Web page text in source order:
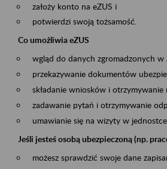
założy konto na eZUS i
potwierdzi swoją tożsamość.
Co umożliwia eZUS
wgląd do danych zgromadzonych w
przekazywanie dokumentów
składanie wniosków i
zadawanie pytań i otrzymywanie
umawianie się na wizyty w
Jeśli jesteś osobą ubezpieczoną (np.
możesz sprawdzić swoje dane